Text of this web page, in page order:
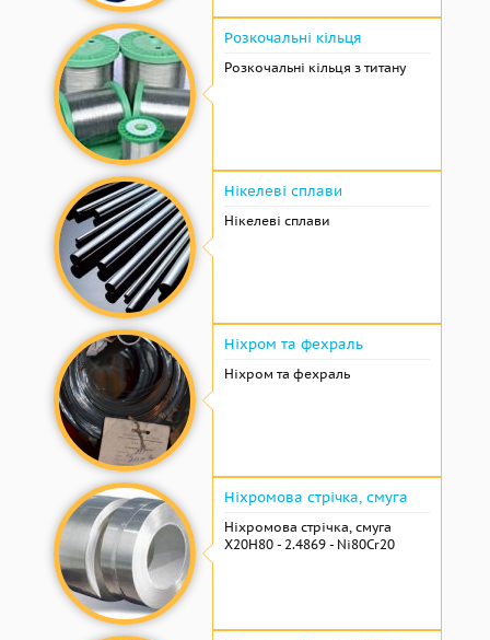
Розкочальні кільця
Розкочальні кільця з титану
Нікелеві сплави
Нікелеві сплави
Ніхром та фехраль
Ніхром та фехраль
Ніхромова стрічка, смуга
Ніхромова стрічка, смуга
Х20Н80 - 2.4869 - Ni80Cr20